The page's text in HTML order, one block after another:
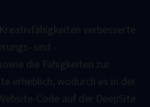
verbesserte
und -
die Fähigkeiten zur
erheblich, wodurch es in der
Code auf der DeepSite